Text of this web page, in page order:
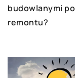
budowlanymi
remontu?